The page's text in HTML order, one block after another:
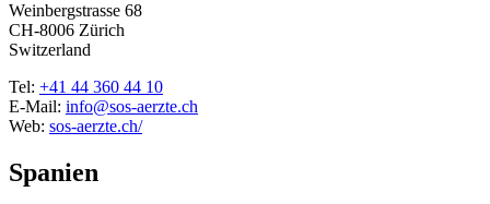
Weinbergstrasse 68
CH-8006 Zürich
Switzerland
Tel: +41 44 360 44 10
E-Mail: info@sos-aerzte.ch
Web: sos-aerzte.ch/
Spanien